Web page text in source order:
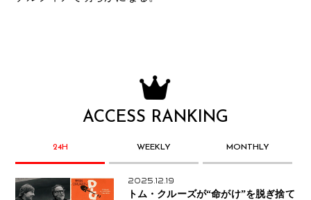
ACCESS RANKING
24H WEEKLY MONTHLY
2025.12.19
トム・クルーズが“命がけ”を脱ぎ捨て